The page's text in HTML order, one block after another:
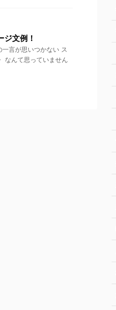
文例！
言が思いつかない ス
なんて思っていません